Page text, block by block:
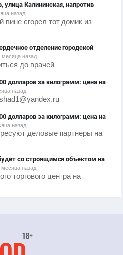
улица Калининская, напротив
назад
вине сгорел тот домик из
отделение городской
месяца назад
до врачей
долларов за килограмм: цена на
назад
долларов за килограмм: цена на
назад
деловые партнеры на
со строящимся объектом на
месяца назад
торгового центра на